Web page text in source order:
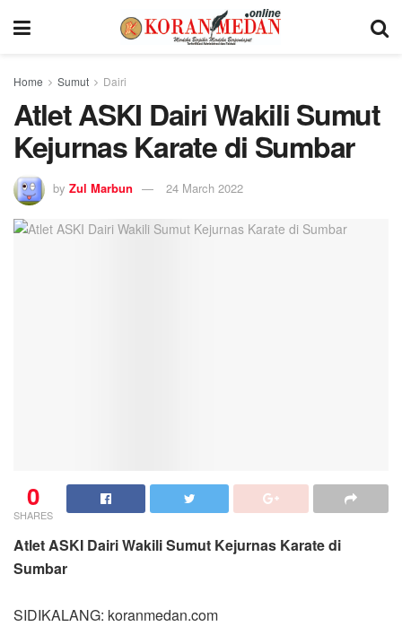
Home Sumut Dairi
Atlet ASKI Dairi Wakili Sumut
Kejurnas Karate di Sumbar
by Zul Marbun 24 March 2022
0
SHARES
Atlet ASKI Dairi Wakili Sumut Kejurnas Karate di
Sumbar
SIDIKALANG: koranmedan.com